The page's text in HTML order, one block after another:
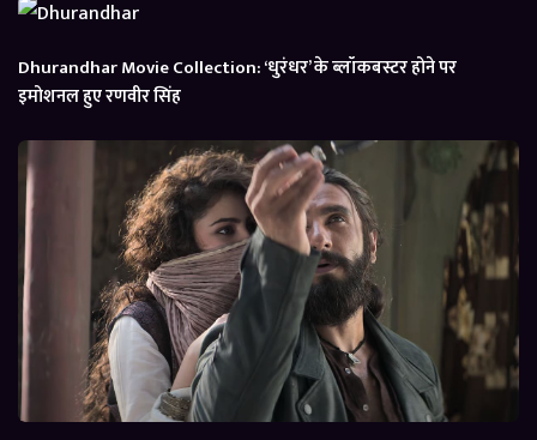
Dhurandhar Movie Collection: ‘धुरंधर’ के ब्लॉकबस्टर होने पर
इमोशनल हुए रणवीर सिंह